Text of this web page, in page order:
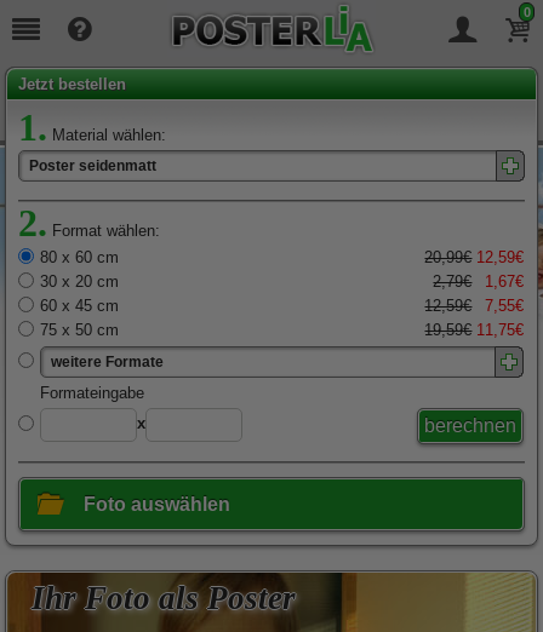
0
Seit19Jahren täglich für Sie da!
Jetzt bestellen
1. Material wählen:
Poster seidenmatt
2. Format wählen:
80 x 60 cm
20,99€ 12,59€
30 x 20 cm
2,79€
1,67€
60 x 45 cm
12,59€
7,55€
75 x 50 cm
19,59€ 11,75€
weitere Formate
x
Foto auswählen
Ihr Foto als Poster